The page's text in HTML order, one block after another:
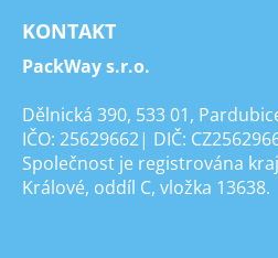
KONTAKT
PackWay s.r.o.
Dělnická 390, 533 01,
IČO: 25629662| DIČ:
Společnost je registrována
Králové, oddíl C, vložka 13638.